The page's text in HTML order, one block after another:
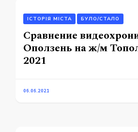
ІСТОРІЯ МІСТА БУЛО/СТАЛО
Сравнение
Оползень на ж/м
2021
06.06.2021